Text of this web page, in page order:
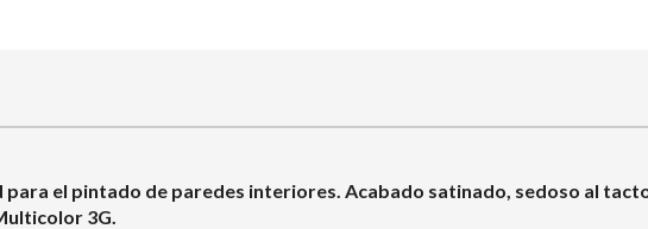
el pintado de paredes interiores. Acabado satinado, sedoso al
3G.